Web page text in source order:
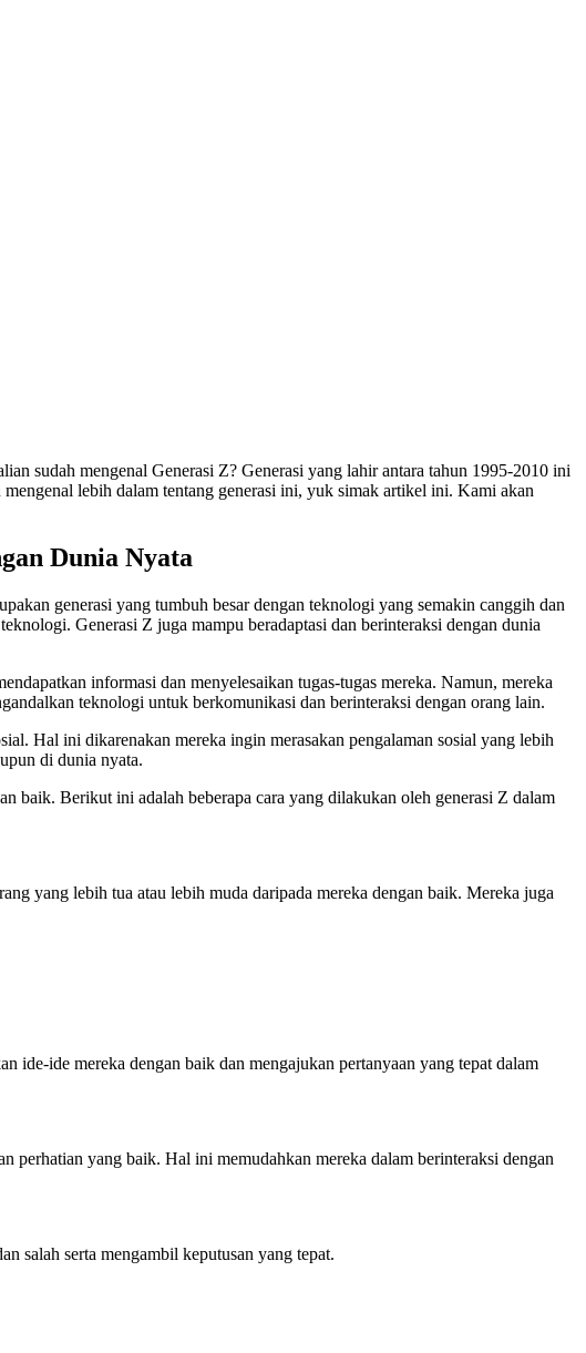
sudah mengenal Generasi Z? Generasi yang lahir antara tahun 1995-2010 ini
lebih dalam tentang generasi ini, yuk simak artikel ini. Kami akan
Dunia Nyata
generasi yang tumbuh besar dengan teknologi yang semakin canggih dan
Generasi Z juga mampu beradaptasi dan berinteraksi dengan dunia
informasi dan menyelesaikan tugas-tugas mereka. Namun, mereka
teknologi untuk berkomunikasi dan berinteraksi dengan orang lain.
Hal ini dikarenakan mereka ingin merasakan pengalaman sosial yang lebih
di dunia nyata.
baik. Berikut ini adalah beberapa cara yang dilakukan oleh generasi Z dalam
yang lebih tua atau lebih muda daripada mereka dengan baik. Mereka juga
ide-ide mereka dengan baik dan mengajukan pertanyaan yang tepat dalam
perhatian yang baik. Hal ini memudahkan mereka dalam berinteraksi dengan
salah serta mengambil keputusan yang tepat.